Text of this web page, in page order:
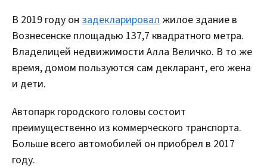
В 2019 году он задекларировал жилое здание в
Вознесенске площадью 137,7 квадратного метра.
Владелицей недвижимости Алла Величко. В то же
время, домом пользуются сам декларант, его жена
и дети.
Автопарк городского головы состоит
преимущественно из коммерческого транспорта.
Больше всего автомобилей он приобрел в 2017
году.